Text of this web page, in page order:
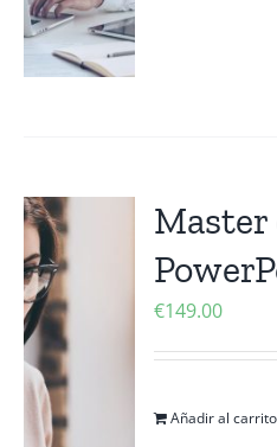
Master
€149.00
Añadir al carrito